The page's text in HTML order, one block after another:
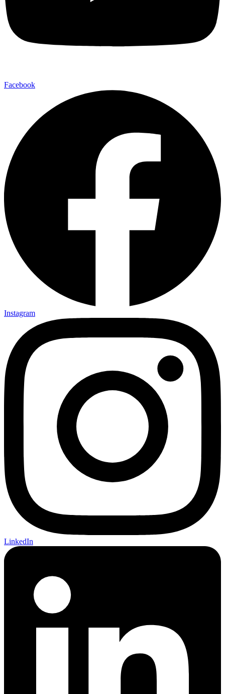
Facebook
Instagram
LinkedIn